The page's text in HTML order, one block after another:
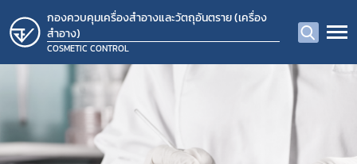
กองควบคุมเครื่องสำอางและวัตถุอันตราย (เครื่อง
สำอาง)
COSMETIC CONTROL